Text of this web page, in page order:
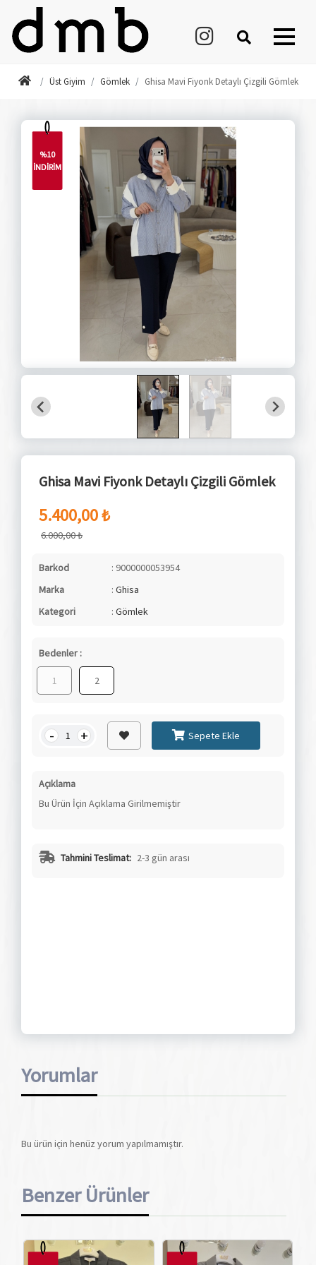
Üst Giyim Gömlek Ghisa Mavi Fiyonk Detaylı Çizgili Gömlek
%10
İNDİRİM
Ghisa Mavi Fiyonk Detaylı Çizgili Gömlek
5.400,00 ₺
6.000,00 ₺
Barkod
: 9000000053954
Marka
: Ghisa
Kategori
: Gömlek
Bedenler :
1 2
- + Sepete Ekle
Açıklama
Bu Ürün İçin Açıklama Girilmemiştir
Tahmini Teslimat: 2-3 gün arası
Yorumlar
Bu ürün için henüz yorum yapılmamıştır.
Benzer Ürünler